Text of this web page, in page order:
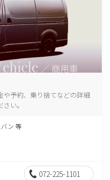
や予約、乗り捨てなどの詳細
い。
ン 等
072-225-1101